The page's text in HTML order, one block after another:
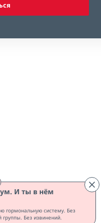
И ты в нём
гормональную систему. Без
группы. Без извинений.